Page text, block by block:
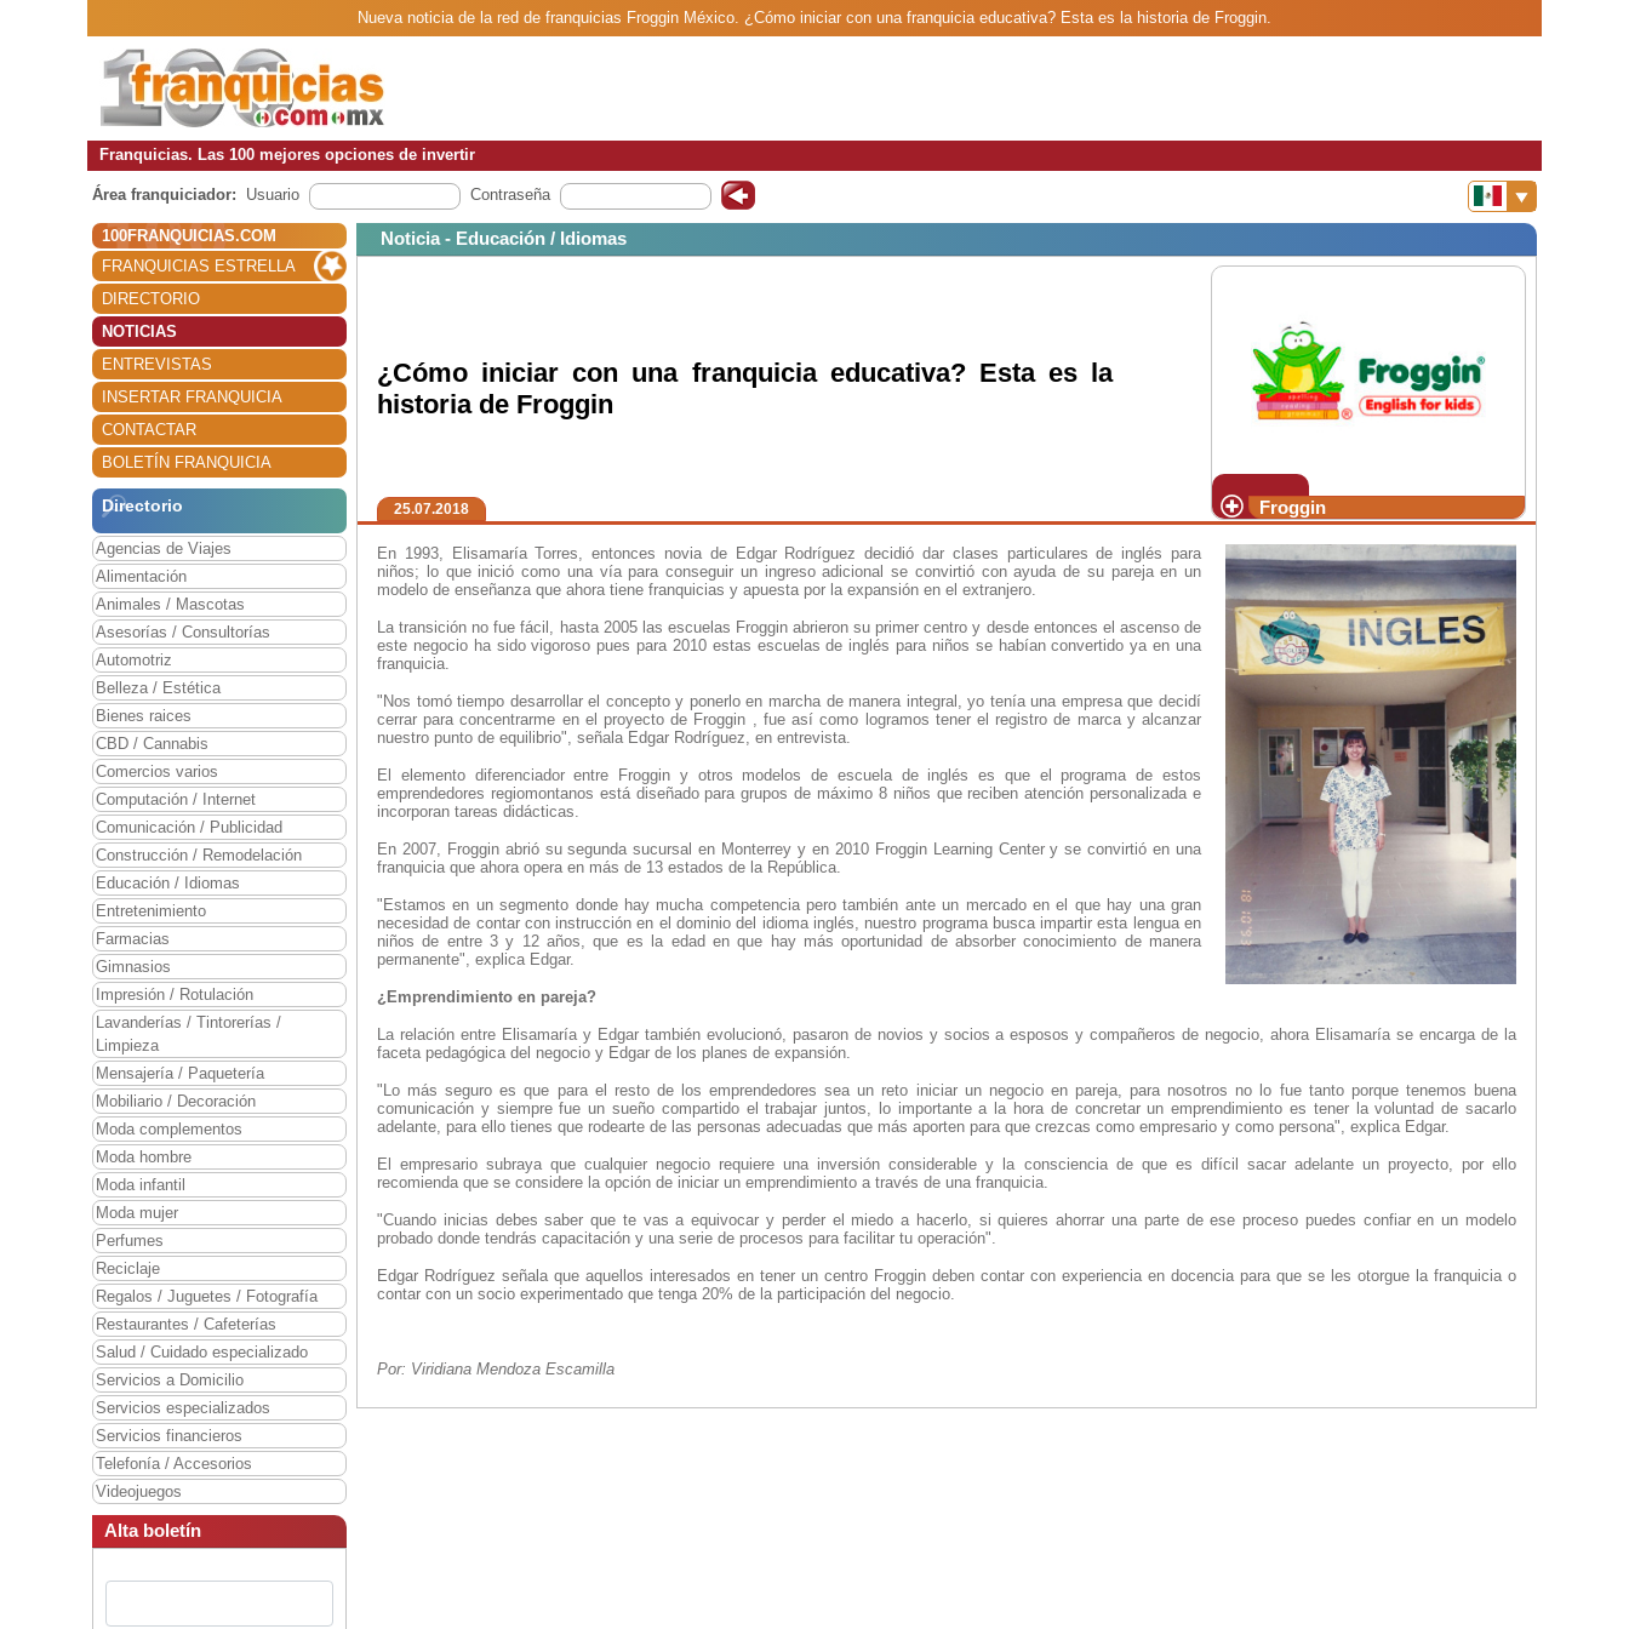
Nueva noticia de la red de franquicias Froggin México. ¿Cómo iniciar con una franquicia educativa? Esta es la historia de Froggin.
Franquicias. Las 100 mejores opciones de invertir
Área franquiciador: Usuario Contraseña
100FRANQUICIAS.COM
FRANQUICIAS ESTRELLA
DIRECTORIO
NOTICIAS
ENTREVISTAS
INSERTAR FRANQUICIA
CONTACTAR
BOLETÍN FRANQUICIA
Directorio
Agencias de Viajes
Alimentación
Animales / Mascotas
Asesorías / Consultorías
Automotriz
Belleza / Estética
Bienes raices
CBD / Cannabis
Comercios varios
Computación / Internet
Comunicación / Publicidad
Construcción / Remodelación
Educación / Idiomas
Entretenimiento
Farmacias
Gimnasios
Impresión / Rotulación
Lavanderías / Tintorerías /
Limpieza
Mensajería / Paquetería
Mobiliario / Decoración
Moda complementos
Moda hombre
Moda infantil
Moda mujer
Perfumes
Reciclaje
Regalos / Juguetes / Fotografía
Restaurantes / Cafeterías
Salud / Cuidado especializado
Servicios a Domicilio
Servicios especializados
Servicios financieros
Telefonía / Accesorios
Videojuegos
Alta boletín
Noticia - Educación / Idiomas
Froggin
¿Cómo iniciar con una franquicia educativa? Esta es la
historia de Froggin
25.07.2018
En 1993, Elisamaría Torres, entonces novia de Edgar Rodríguez decidió dar clases particulares de inglés para
niños; lo que inició como una vía para conseguir un ingreso adicional se convirtió con ayuda de su pareja en un
modelo de enseñanza que ahora tiene franquicias y apuesta por la expansión en el extranjero.
La transición no fue fácil, hasta 2005 las escuelas Froggin abrieron su primer centro y desde entonces el ascenso de
este negocio ha sido vigoroso pues para 2010 estas escuelas de inglés para niños se habían convertido ya en una
franquicia.
"Nos tomó tiempo desarrollar el concepto y ponerlo en marcha de manera integral, yo tenía una empresa que decidí
cerrar para concentrarme en el proyecto de Froggin , fue así como logramos tener el registro de marca y alcanzar
nuestro punto de equilibrio", señala Edgar Rodríguez, en entrevista.
El elemento diferenciador entre Froggin y otros modelos de escuela de inglés es que el programa de estos
emprendedores regiomontanos está diseñado para grupos de máximo 8 niños que reciben atención personalizada e
incorporan tareas didácticas.
En 2007, Froggin abrió su segunda sucursal en Monterrey y en 2010 Froggin Learning Center y se convirtió en una
franquicia que ahora opera en más de 13 estados de la República.
"Estamos en un segmento donde hay mucha competencia pero también ante un mercado en el que hay una gran
necesidad de contar con instrucción en el dominio del idioma inglés, nuestro programa busca impartir esta lengua en
niños de entre 3 y 12 años, que es la edad en que hay más oportunidad de absorber conocimiento de manera
permanente", explica Edgar.
¿Emprendimiento en pareja?
La relación entre Elisamaría y Edgar también evolucionó, pasaron de novios y socios a esposos y compañeros de negocio, ahora Elisamaría se encarga de la
faceta pedagógica del negocio y Edgar de los planes de expansión.
"Lo más seguro es que para el resto de los emprendedores sea un reto iniciar un negocio en pareja, para nosotros no lo fue tanto porque tenemos buena
comunicación y siempre fue un sueño compartido el trabajar juntos, lo importante a la hora de concretar un emprendimiento es tener la voluntad de sacarlo
adelante, para ello tienes que rodearte de las personas adecuadas que más aporten para que crezcas como empresario y como persona", explica Edgar.
El empresario subraya que cualquier negocio requiere una inversión considerable y la consciencia de que es difícil sacar adelante un proyecto, por ello
recomienda que se considere la opción de iniciar un emprendimiento a través de una franquicia.
"Cuando inicias debes saber que te vas a equivocar y perder el miedo a hacerlo, si quieres ahorrar una parte de ese proceso puedes confiar en un modelo
probado donde tendrás capacitación y una serie de procesos para facilitar tu operación".
Edgar Rodríguez señala que aquellos interesados en tener un centro Froggin deben contar con experiencia en docencia para que se les otorgue la franquicia o
contar con un socio experimentado que tenga 20% de la participación del negocio.
Por: Viridiana Mendoza Escamilla